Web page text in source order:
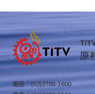
原
電話：(02)2788-1600